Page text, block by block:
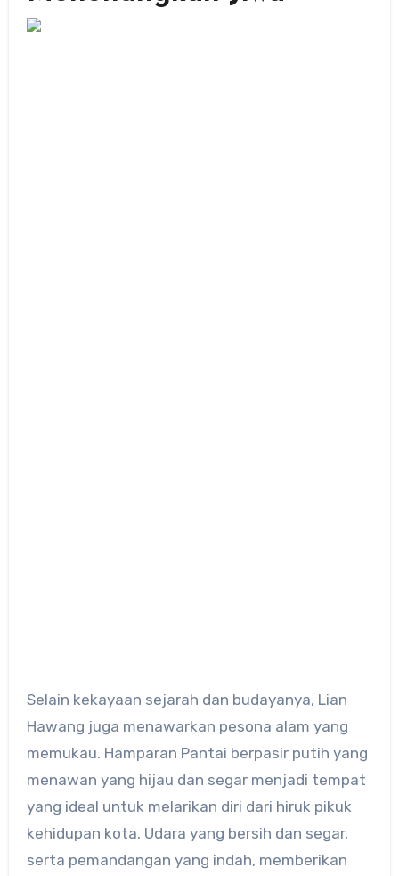
Selain kekayaan sejarah dan budayanya, Lian
Hawang juga menawarkan pesona alam yang
memukau. Hamparan Pantai berpasir putih yang
menawan yang hijau dan segar menjadi tempat
yang ideal untuk melarikan diri dari hiruk pikuk
kehidupan kota. Udara yang bersih dan segar,
serta pemandangan yang indah, memberikan